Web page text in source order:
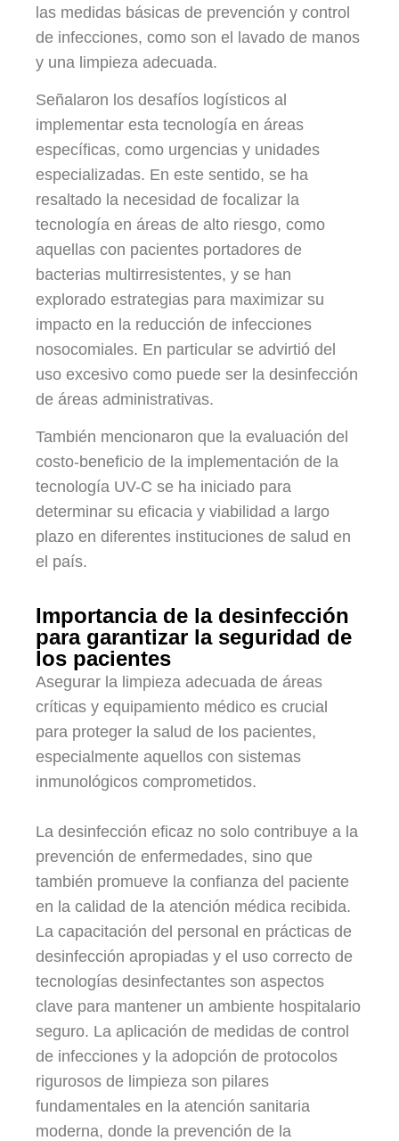
las medidas básicas de prevención y control
de infecciones, como son el lavado de manos
y una limpieza adecuada.
Señalaron los desafíos logísticos al
implementar esta tecnología en áreas
específicas, como urgencias y unidades
especializadas. En este sentido, se ha
resaltado la necesidad de focalizar la
tecnología en áreas de alto riesgo, como
aquellas con pacientes portadores de
bacterias multirresistentes, y se han
explorado estrategias para maximizar su
impacto en la reducción de infecciones
nosocomiales. En particular se advirtió del
uso excesivo como puede ser la desinfección
de áreas administrativas.
También mencionaron que la evaluación del
costo-beneficio de la implementación de la
tecnología UV-C se ha iniciado para
determinar su eficacia y viabilidad a largo
plazo en diferentes instituciones de salud en
el país.
Importancia de la desinfección
para garantizar la seguridad de
los pacientes
Asegurar la limpieza adecuada de áreas
críticas y equipamiento médico es crucial
para proteger la salud de los pacientes,
especialmente aquellos con sistemas
inmunológicos comprometidos.
La desinfección eficaz no solo contribuye a la
prevención de enfermedades, sino que
también promueve la confianza del paciente
en la calidad de la atención médica recibida.
La capacitación del personal en prácticas de
desinfección apropiadas y el uso correcto de
tecnologías desinfectantes son aspectos
clave para mantener un ambiente hospitalario
seguro. La aplicación de medidas de control
de infecciones y la adopción de protocolos
rigurosos de limpieza son pilares
fundamentales en la atención sanitaria
moderna, donde la prevención de la